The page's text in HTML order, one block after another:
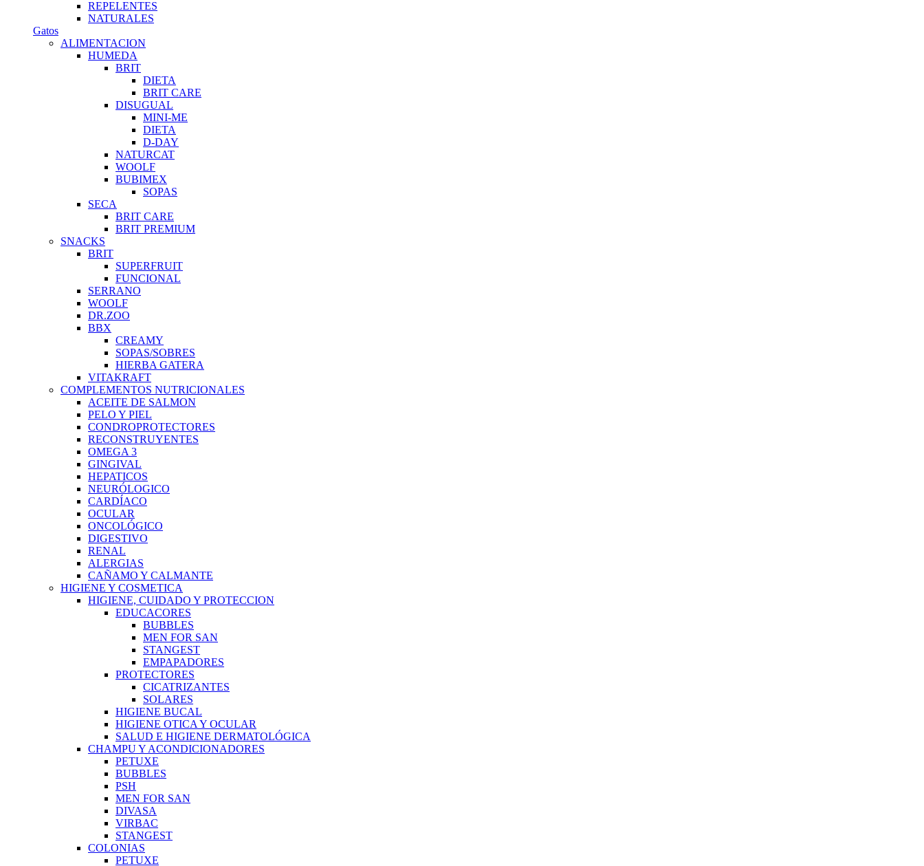
REPELENTES
NATURALES
Gatos
ALIMENTACION
HUMEDA
BRIT
DIETA
BRIT CARE
DISUGUAL
MINI-ME
DIETA
D-DAY
NATURCAT
WOOLF
BUBIMEX
SOPAS
SECA
BRIT CARE
BRIT PREMIUM
SNACKS
BRIT
SUPERFRUIT
FUNCIONAL
SERRANO
WOOLF
DR.ZOO
BBX
CREAMY
SOPAS/SOBRES
HIERBA GATERA
VITAKRAFT
COMPLEMENTOS NUTRICIONALES
ACEITE DE SALMON
PELO Y PIEL
CONDROPROTECTORES
RECONSTRUYENTES
OMEGA 3
GINGIVAL
HEPATICOS
NEURÓLOGICO
CARDÍACO
OCULAR
ONCOLÓGICO
DIGESTIVO
RENAL
ALERGIAS
CAÑAMO Y CALMANTE
HIGIENE Y COSMETICA
HIGIENE, CUIDADO Y PROTECCION
EDUCACORES
BUBBLES
MEN FOR SAN
STANGEST
EMPAPADORES
PROTECTORES
CICATRIZANTES
SOLARES
HIGIENE BUCAL
HIGIENE OTICA Y OCULAR
SALUD E HIGIENE DERMATOLÓGICA
CHAMPU Y ACONDICIONADORES
PETUXE
BUBBLES
PSH
MEN FOR SAN
DIVASA
VIRBAC
STANGEST
COLONIAS
PETUXE